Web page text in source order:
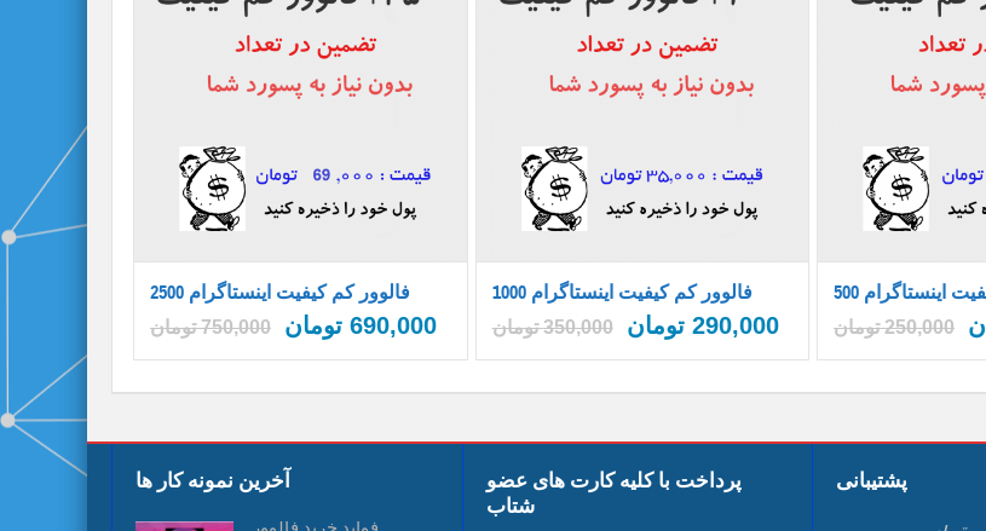
2500 فالوور کم کیفیت اینستاگرام
750,000 تومان 690,000 تومان
1000 فالوور کم کیفیت اینستاگرام
350,000 تومان 290,000 تومان
اینستاگرام
250,000 تومان
آخرین نمونه کار ها
پرداخت با کلیه کارت های عضو
شتاب
پشتیبانی